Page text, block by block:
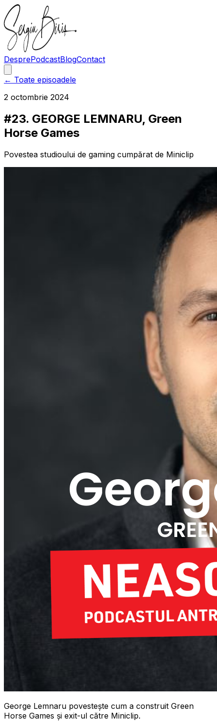
DesprePodcastBlogContact
← Toate episoadele
2 octombrie 2024
#23. GEORGE LEMNARU, Green
Horse Games
Povestea studioului de gaming cumpărat de Miniclip
George Lemnaru povestește cum a construit Green
Horse Games și exit-ul către Miniclip.